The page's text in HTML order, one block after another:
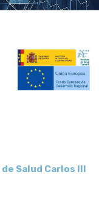
Salud Carlos III